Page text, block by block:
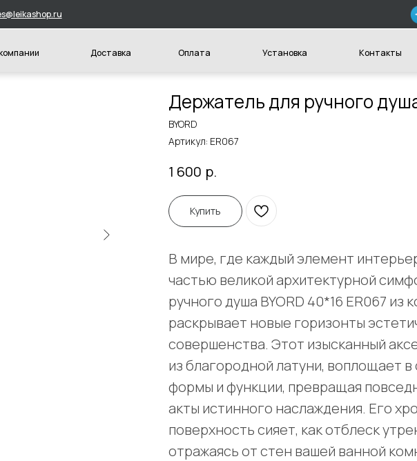
Держатель для ручного
BYORD
Артикул: ER067
1 600 р.
Купить
В мире, где каждый элемент
частью великой архитектурной
ручного душа BYORD 40*16 ER067 из
раскрывает новые горизонты
совершенства. Этот изысканный
из благородной латуни, воплощает
формы и функции, превращая
акты истинного наслаждения. Его
поверхность сияет, как отблеск
отражаясь от стен вашей ванной